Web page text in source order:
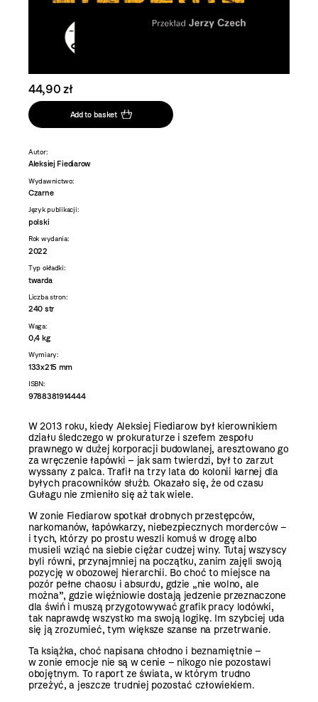
44,90 zł
Add to basket
Autor:
Aleksiej Fiediarow
Wydawnictwo:
Czarne
Język publikacji:
polski
Rok wydania:
2022
Typ okładki:
twarda
Liczba stron:
240 str
Waga:
0,4 kg
Wymiary:
133x215 mm
ISBN:
9788381914444
W 2013 roku, kiedy Aleksiej Fiediarow był kierownikiem
działu śledczego w prokuraturze i szefem zespołu
prawnego w dużej korporacji budowlanej, aresztowano go
za wręczenie łapówki – jak sam twierdzi, był to zarzut
wyssany z palca. Trafił na trzy lata do kolonii karnej dla
byłych pracowników służb. Okazało się, że od czasu
Gułagu nie zmieniło się aż tak wiele.
W zonie Fiediarow spotkał drobnych przestępców,
narkomanów, łapówkarzy, niebezpiecznych morderców –
i tych, którzy po prostu weszli komuś w drogę albo
musieli wziąć na siebie ciężar cudzej winy. Tutaj wszyscy
byli równi, przynajmniej na początku, zanim zajęli swoją
pozycję w obozowej hierarchii. Bo choć to miejsce na
pozór pełne chaosu i absurdu, gdzie „nie wolno, ale
można”, gdzie więźniowie dostają jedzenie przeznaczone
dla świń i muszą przygotowywać grafik pracy lodówki,
tak naprawdę wszystko ma swoją logikę. Im szybciej uda
się ją zrozumieć, tym większe szanse na przetrwanie.
Ta książka, choć napisana chłodno i beznamiętnie –
w zonie emocje nie są w cenie – nikogo nie pozostawi
obojętnym. To raport ze świata, w którym trudno
przeżyć, a jeszcze trudniej pozostać człowiekiem.